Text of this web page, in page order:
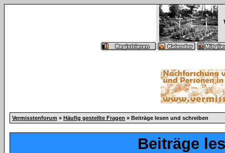
Vermisstenforum » Häufig gestellte Fragen » Beiträge lesen und schreiben
Beiträge